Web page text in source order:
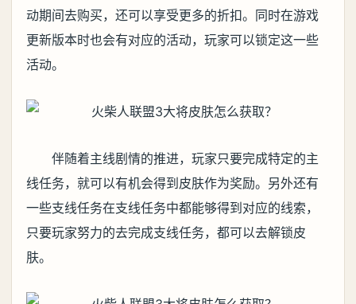
动期间去购买，还可以享受更多的折扣。同时在游戏
更新版本时也会有对应的活动，玩家可以锁定这一些
活动。
伴随着主线剧情的推进，玩家只要完成特定的主
线任务，就可以有机会得到皮肤作为奖励。另外还有
一些支线任务在支线任务中都能够得到对应的线索，
只要玩家努力的去完成支线任务，都可以去解锁皮
肤。